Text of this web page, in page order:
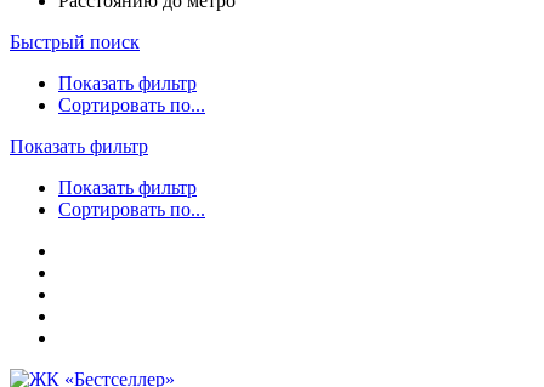
Быстрый поиск
Показать фильтр
Сортировать по...
Показать фильтр
Показать фильтр
Сортировать по...